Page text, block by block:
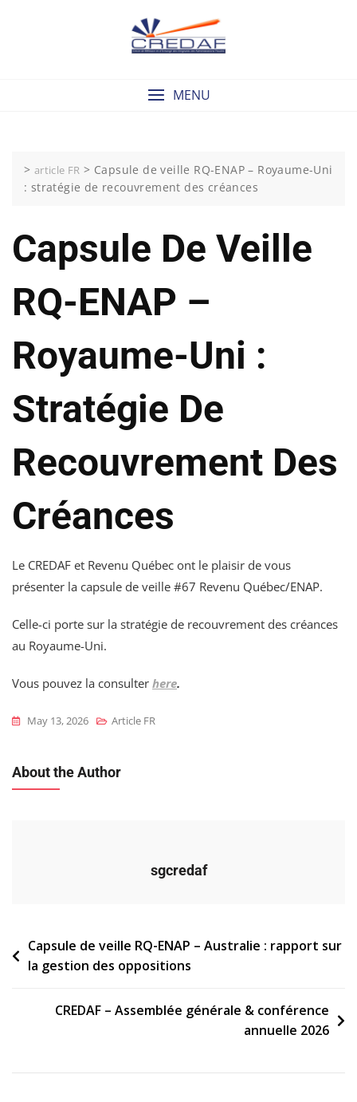
MENU
> article FR > Capsule de veille RQ-ENAP – Royaume-Uni
: stratégie de recouvrement des créances
Capsule De Veille
RQ-ENAP –
Royaume-Uni :
Stratégie De
Recouvrement Des
Créances
Le CREDAF et Revenu Québec ont le plaisir de vous
présenter la capsule de veille #67 Revenu Québec/ENAP.
Celle-ci porte sur la stratégie de recouvrement des créances
au Royaume-Uni.
Vous pouvez la consulter here.
May 13, 2026 Article FR
About the Author
sgcredaf
Navigation
de
Capsule de veille RQ-ENAP – Australie : rapport sur
la gestion des oppositions
CREDAF – Assemblée générale & conférence
annuelle 2026